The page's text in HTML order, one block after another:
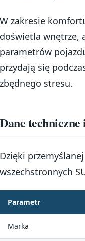
W zakresie
doświetla wnętrze,
parametrów
przydają się
zbędnego stresu.
Dane
Dzięki
wszechstronnych
Parametr
Marka